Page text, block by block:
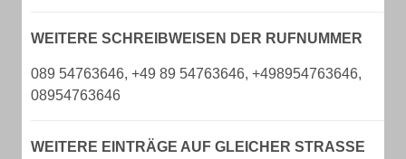
WEITERE SCHREIBWEISEN DER RUFNUMMER
089 54763646, +49 89 54763646, +498954763646,
08954763646
WEITERE EINTRÄGE AUF GLEICHER STRASSE